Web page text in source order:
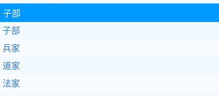
子部
子部
兵家
道家
法家